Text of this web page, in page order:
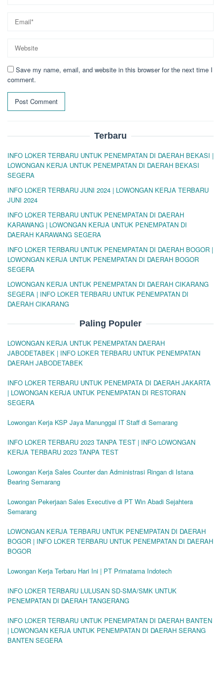
Save my name, email, and website in this browser for the next time I
comment.
Terbaru
INFO LOKER TERBARU UNTUK PENEMPATAN DI DAERAH BEKASI |
LOWONGAN KERJA UNTUK PENEMPATAN DI DAERAH BEKASI
SEGERA
INFO LOKER TERBARU JUNI 2024 | LOWONGAN KERJA TERBARU
JUNI 2024
INFO LOKER TERBARU UNTUK PENEMPATAN DI DAERAH
KARAWANG | LOWONGAN KERJA UNTUK PENEMPATAN DI
DAERAH KARAWANG SEGERA
INFO LOKER TERBARU UNTUK PENEMPATAN DI DAERAH BOGOR |
LOWONGAN KERJA UNTUK PENEMPATAN DI DAERAH BOGOR
SEGERA
LOWONGAN KERJA UNTUK PENEMPATAN DI DAERAH CIKARANG
SEGERA | INFO LOKER TERBARU UNTUK PENEMPATAN DI
DAERAH CIKARANG
Paling Populer
LOWONGAN KERJA UNTUK PENEMPATAN DAERAH
JABODETABEK | INFO LOKER TERBARU UNTUK PENEMPATAN
DAERAH JABODETABEK
INFO LOKER TERBARU UNTUK PENEMPATA DI DAERAH JAKARTA
| LOWONGAN KERJA UNTUK PENEMPATAN DI RESTORAN
SEGERA
Lowongan Kerja KSP Jaya Manunggal IT Staff di Semarang
INFO LOKER TERBARU 2023 TANPA TEST | INFO LOWONGAN
KERJA TERBARU 2023 TANPA TEST
Lowongan Kerja Sales Counter dan Administrasi Ringan di Istana
Bearing Semarang
Lowongan Pekerjaan Sales Executive di PT Win Abadi Sejahtera
Semarang
LOWONGAN KERJA TERBARU UNTUK PENEMPATAN DI DAERAH
BOGOR | INFO LOKER TERBARU UNTUK PENEMPATAN DI DAERAH
BOGOR
Lowongan Kerja Terbaru Hari Ini | PT Primatama Indotech
INFO LOKER TERBARU LULUSAN SD-SMA/SMK UNTUK
PENEMPATAN DI DAERAH TANGERANG
INFO LOKER TERBARU UNTUK PENEMPATAN DI DAERAH BANTEN
| LOWONGAN KERJA UNTUK PENEMPATAN DI DAERAH SERANG
BANTEN SEGERA